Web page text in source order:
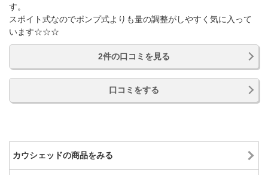
す。
スポイト式なのでポンプ式よりも量の調整がしやすく気に入って
います☆☆☆
2件の口コミを見る
口コミをする
カウシェッドの商品をみる